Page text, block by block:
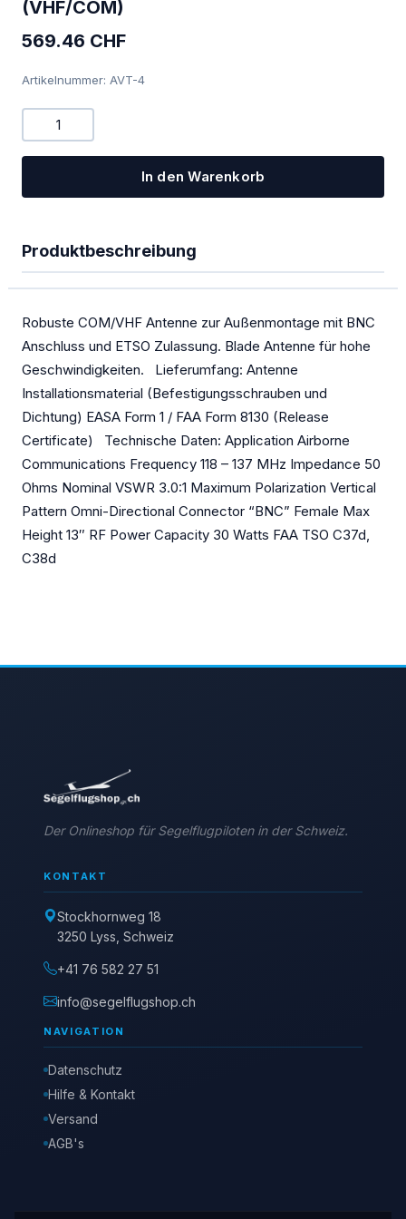
PowerFLARM
Kombigeräte Funk/Transponder
Ladegeräte
Mückenputzer
PILOT
SOLAR
Spezialangebote
TEK-Düsen
Transponder
(VHF/COM)
569.46 CHF
Artikelnummer: AVT-4
In den Warenkorb
Produktbeschreibung
Robuste COM/VHF Antenne zur Außenmontage mit BNC
Anschluss und ETSO Zulassung. Blade Antenne für hohe
Geschwindigkeiten. Lieferumfang: Antenne
Installationsmaterial (Befestigungsschrauben und
Dichtung) EASA Form 1 / FAA Form 8130 (Release
Certificate) Technische Daten: Application Airborne
Communications Frequency 118 – 137 MHz Impedance 50
Ohms Nominal VSWR 3.0:1 Maximum Polarization Vertical
Pattern Omni-Directional Connector “BNC” Female Max
Height 13″ RF Power Capacity 30 Watts FAA TSO C37d,
C38d
Der Onlineshop für Segelflugpiloten in der Schweiz.
KONTAKT
Stockhornweg 18
3250 Lyss, Schweiz
+41 76 582 27 51
info@segelflugshop.ch
NAVIGATION
Datenschutz
Hilfe & Kontakt
Versand
AGB's